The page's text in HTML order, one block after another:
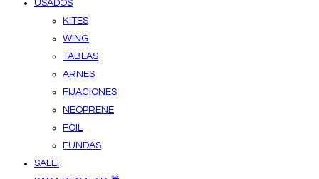
USADOS
KITES
WING
TABLAS
ARNES
FIJACIONES
NEOPRENE
FOIL
FUNDAS
SALE!